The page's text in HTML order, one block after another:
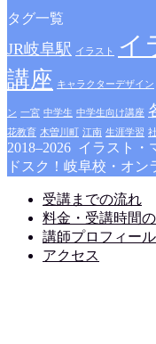
タグ一覧
JR岐阜駅 イラスト イ
講座 キャラクターデザイン
ン 一宮 中学生 中学生向け講座
花教育 木曽川町 江南 生涯学習
2018–2026 イラスト
ドスク！岐阜校・オン
受講までの流れ
料金・受講時間
講師プロフィール
アクセス